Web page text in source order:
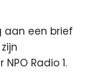
aan een brief
Radio 1.